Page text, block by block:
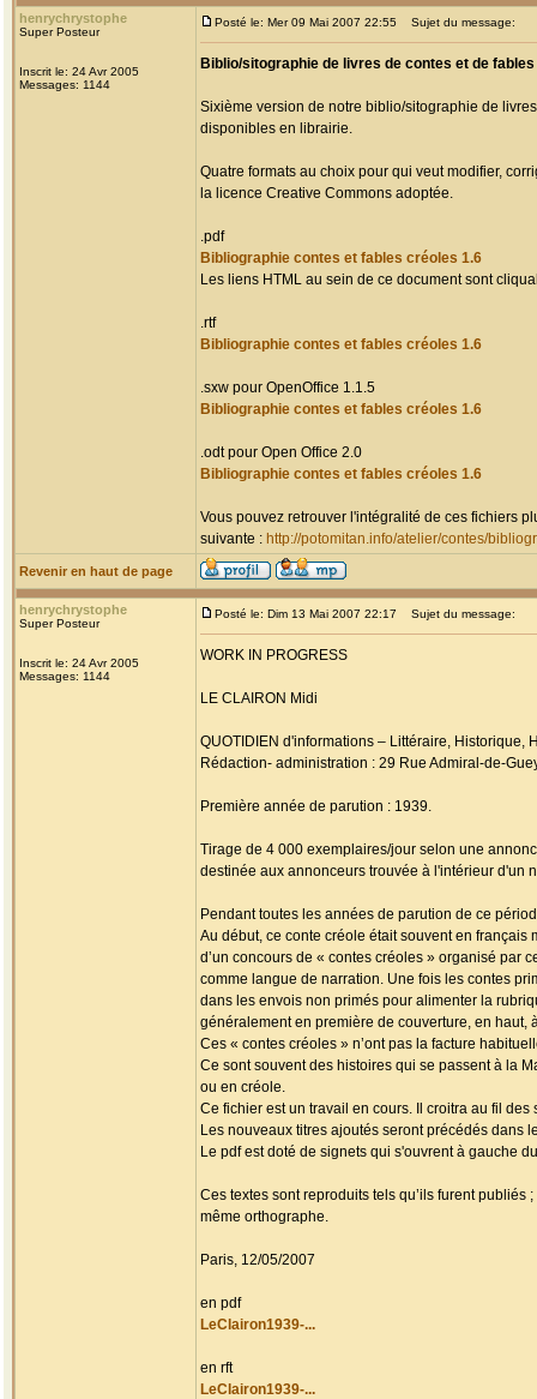
henrychrystophe
Super Posteur
Inscrit le: 24 Avr 2005
Messages: 1144
Posté le: Mer 09 Mai 2007 22:55 Sujet du message:
Biblio/sitographie de livres de contes et de
Sixième version de notre biblio/sitographie de
disponibles en librairie.
Quatre formats au choix pour qui veut modifier,
la licence Creative Commons adoptée.
.pdf
Bibliographie contes et fables créoles 1.6
Les liens HTML au sein de ce document sont
.rtf
Bibliographie contes et fables créoles 1.6
.sxw pour OpenOffice 1.1.5
Bibliographie contes et fables créoles 1.6
.odt pour Open Office 2.0
Bibliographie contes et fables créoles 1.6
Vous pouvez retrouver l'intégralité de ces fichiers
suivante : http://potomitan.info/atelier/contes/
Revenir en haut de page
henrychrystophe
Super Posteur
Inscrit le: 24 Avr 2005
Messages: 1144
Posté le: Dim 13 Mai 2007 22:17 Sujet du message:
WORK IN PROGRESS
LE CLAIRON Midi
QUOTIDIEN d'informations – Littéraire, Historique,
Rédaction- administration : 29 Rue Admiral-de-
Première année de parution : 1939.
Tirage de 4 000 exemplaires/jour selon une
destinée aux annonceurs trouvée à l'intérieur d'un
Pendant toutes les années de parution de ce
Au début, ce conte créole était souvent en français
d’un concours de « contes créoles » organisé par
comme langue de narration. Une fois les contes
dans les envois non primés pour alimenter la
généralement en première de couverture, en haut,
Ces « contes créoles » n’ont pas la facture
Ce sont souvent des histoires qui se passent à la
ou en créole.
Ce fichier est un travail en cours. Il croitra au fil des
Les nouveaux titres ajoutés seront précédés dans
Le pdf est doté de signets qui s'ouvrent à gauche
Ces textes sont reproduits tels qu’ils furent publiés
même orthographe.
Paris, 12/05/2007
en pdf
LeClairon1939-...
en rft
LeClairon1939-...